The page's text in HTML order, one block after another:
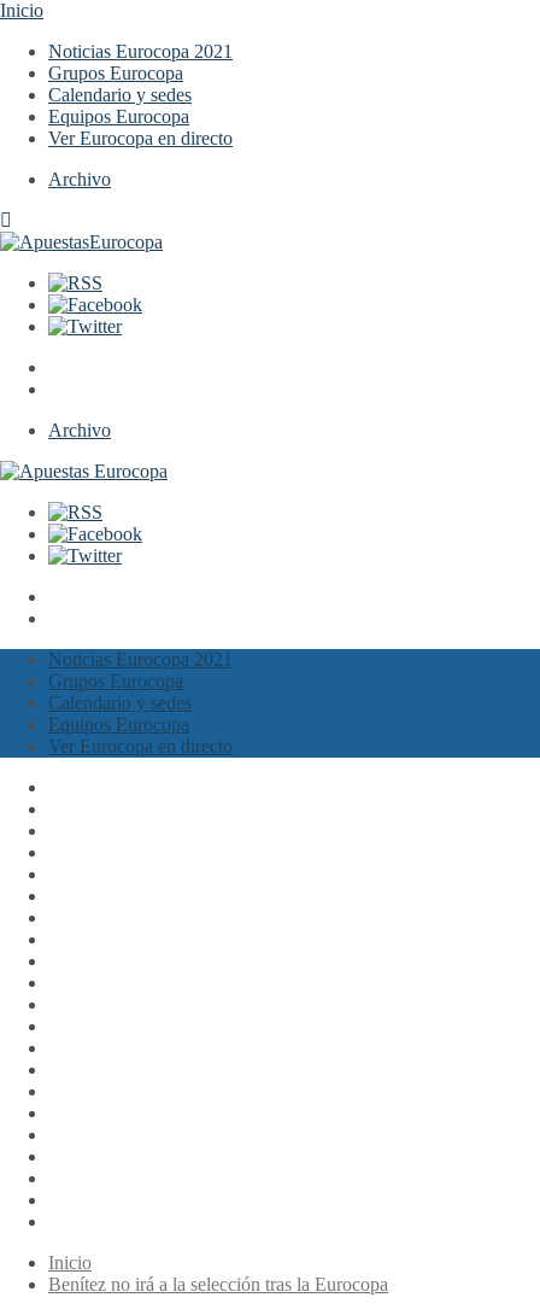
Inicio
Noticias Eurocopa 2021
Grupos Eurocopa
Calendario y sedes
Equipos Eurocopa
Ver Eurocopa en directo
Archivo
Archivo
Noticias Eurocopa 2021
Grupos Eurocopa
Calendario y sedes
Equipos Eurocopa
Ver Eurocopa en directo
Inicio
Benítez no irá a la selección tras la Eurocopa